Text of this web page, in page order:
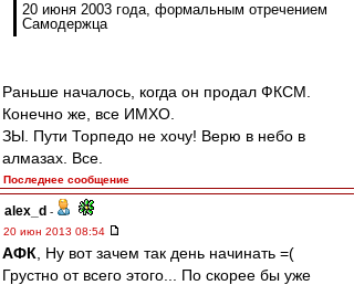
20 июня 2003 года, формальным отречением
Самодержца
Раньше началось, когда он продал ФКСМ.
Конечно же, все ИМХО.
ЗЫ. Пути Торпедо не хочу! Верю в небо в
алмазах. Все.
Последнее сообщение
alex_d -
20 июн 2013 08:54
АФК , Ну вот зачем так день начинать =(
Грустно от всего этого... По скорее бы уже